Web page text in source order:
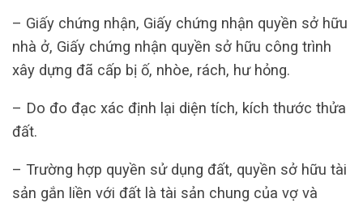
– Giấy chứng nhận, Giấy chứng nhận quyền sở hữu
nhà ở, Giấy chứng nhận quyền sở hữu công trình
xây dựng đã cấp bị ố, nhòe, rách, hư hỏng.
– Do đo đạc xác định lại diện tích, kích thước thửa
đất.
– Trường hợp quyền sử dụng đất, quyền sở hữu tài
sản gắn liền với đất là tài sản chung của vợ và